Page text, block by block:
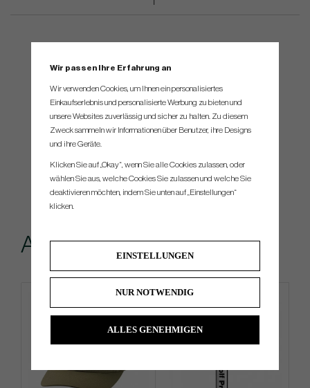
Andere kauften...
Wir passen Ihre Erfahrung an
Wir verwenden Cookies, um Ihnen ein personalisiertes
Einkaufserlebnis und personalisierte Werbung zu bieten und
unsere Websites zuverlässig und sicher zu halten. Zu diesem
Zweck sammeln wir Informationen über Benutzer, ihre Designs
und ihre Geräte.
Klicken Sie auf „Okay“, wenn Sie alle Cookies zulassen, oder
wählen Sie aus, welche Cookies Sie zulassen und welche Sie
deaktivieren möchten, indem Sie unten auf „Einstellungen“
klicken.
EINSTELLUNGEN
NUR NOTWENDIG
ALLES GENEHMIGEN